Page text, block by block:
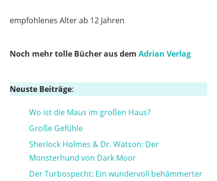
empfohlenes Alter ab 12 Jahren
Noch mehr tolle Bücher aus dem Adrian Verlag
Neuste Beiträge:
Wo ist die Maus im großen Haus?
Große Gefühle
Sherlock Holmes & Dr. Watson: Der
Monsterhund von Dark Moor
Der Turbospecht: Ein wundervoll behämmerter